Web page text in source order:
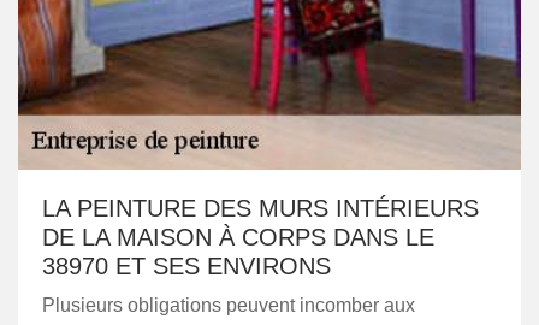
LA PEINTURE DES MURS INTÉRIEURS
DE LA MAISON À CORPS DANS LE
38970 ET SES ENVIRONS
Plusieurs obligations peuvent incomber aux